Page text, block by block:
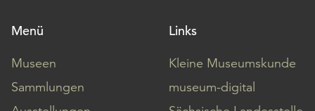
Menü
Museen
Sammlungen
Links
Kleine Museumskunde
museum-digital